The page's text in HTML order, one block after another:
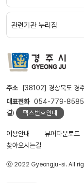
관련기관 누리집
주소 [38102] 경상북도 경
대표전화 054-779-8585 (
결)
팩스번호안내
이용안내 뷰어다운로드
찾아오시는길
ⓒ 2022 Gyeongju-si. All